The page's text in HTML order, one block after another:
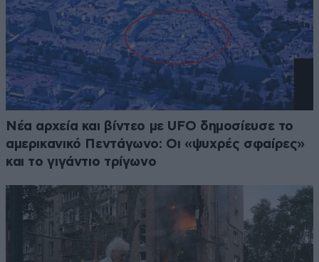
Νέα αρχεία και βίντεο με UFO δημοσίευσε το
αμερικανικό Πεντάγωνο: Οι «ψυχρές σφαίρες»
και το γιγάντιο τρίγωνο